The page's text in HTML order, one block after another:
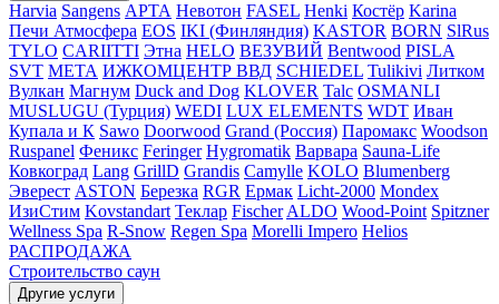
Harvia Sangens АРТА Невотон FASEL Henki Костёр Karina
Печи Атмосфера EOS IKI (Финляндия) KASTOR BORN SlRus
TYLO CARIITTI Этна HELO ВЕЗУВИЙ Bentwood PISLA
SVT МЕТА ИЖКОМЦЕНТР ВВД SCHIEDEL Tulikivi Литком
Вулкан Магнум Duck and Dog KLOVER Talc OSMANLI
MUSLUGU (Турция) WEDI LUX ELEMENTS WDT Иван
Купала и К Sawo Doorwood Grand (Россия) Паромакс Woodson
Ruspanel Феникс Feringer Hygromatik Варвара Sauna-Life
Ковкоград Lang GrillD Grandis Camylle KOLO Blumenberg
Эверест ASTON Березка RGR Ермак Licht-2000 Mondex
ИзиСтим Kovstandart Теклар Fischer ALDO Wood-Point Spitzner
Wellness Spa R-Snow Regen Spa Morelli Impero Helios
РАСПРОДАЖА
Строительство саун
Другие услуги